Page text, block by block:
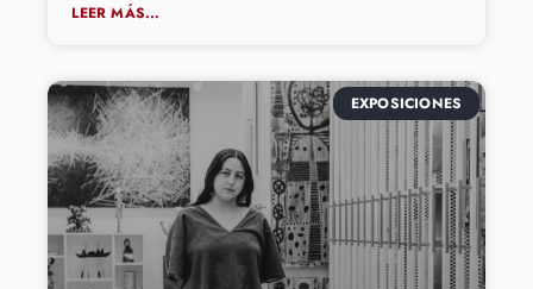
LEER MÁS...
EXPOSICIONES